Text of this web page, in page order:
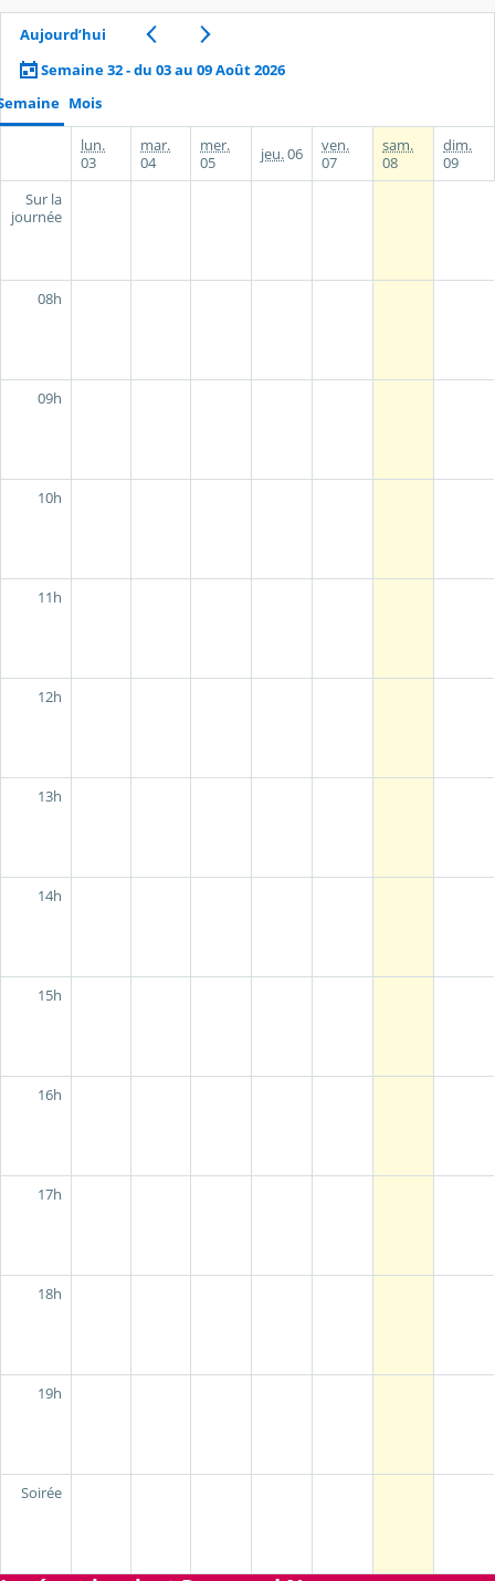
Aujourd’hui
Semaine 32 - du 03 au 09 Août 2026
Mois
lun.
03
mar.
04
mer.
05
jeu.06
ven.
07
sam.
08
dim.
09
Sur la
journée
08h
09h
10h
11h
12h
13h
14h
15h
16h
17h
18h
19h
Soirée